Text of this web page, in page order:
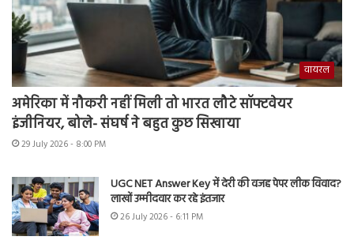
वायरल
अमेरिका में नौकरी नहीं मिली तो भारत लौटे सॉफ्टवेयर
इंजीनियर, बोले- संघर्ष ने बहुत कुछ सिखाया
29 July 2026 - 8:00 PM
UGC NET Answer Key में देरी की वजह पेपर लीक विवाद?
लाखों उम्मीदवार कर रहे इंतजार
26 July 2026 - 6:11 PM